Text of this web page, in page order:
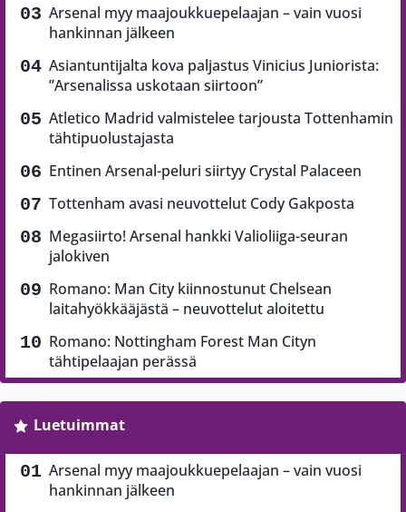
Arsenal myy maajoukkuepelaajan – vain vuosi
hankinnan jälkeen
Asiantuntijalta kova paljastus Vinicius Juniorista:
”Arsenalissa uskotaan siirtoon”
Atletico Madrid valmistelee tarjousta Tottenhamin
tähtipuolustajasta
Entinen Arsenal-peluri siirtyy Crystal Palaceen
Tottenham avasi neuvottelut Cody Gakposta
Megasiirto! Arsenal hankki Valioliiga-seuran
jalokiven
Romano: Man City kiinnostunut Chelsean
laitahyökkääjästä – neuvottelut aloitettu
Romano: Nottingham Forest Man Cityn
tähtipelaajan perässä
Luetuimmat
Arsenal myy maajoukkuepelaajan – vain vuosi
hankinnan jälkeen